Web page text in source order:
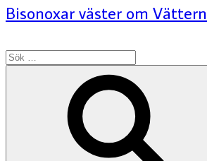
Bisonoxar väster om Vättern
Sök
efter: